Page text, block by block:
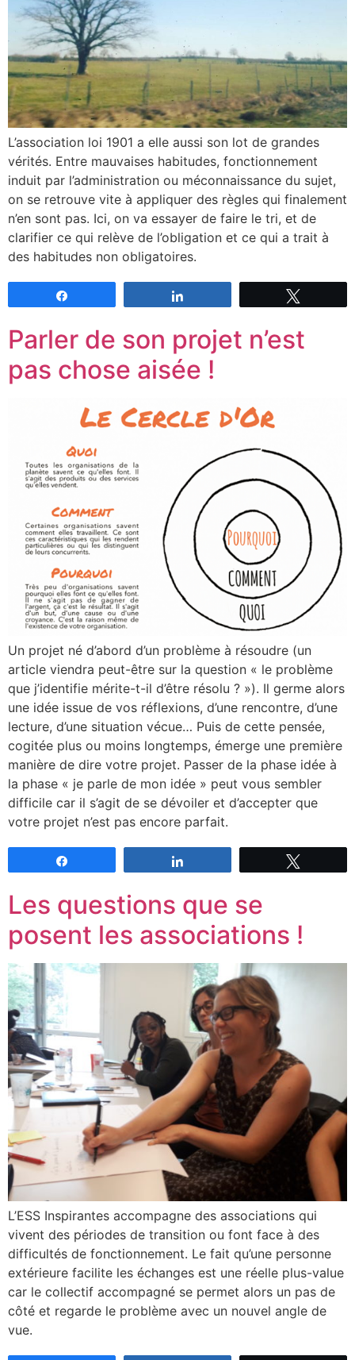
L’association loi 1901 a elle aussi son lot de grandes
vérités. Entre mauvaises habitudes, fonctionnement
induit par l’administration ou méconnaissance du sujet,
on se retrouve vite à appliquer des règles qui finalement
n’en sont pas. Ici, on va essayer de faire le tri, et de
clarifier ce qui relève de l’obligation et ce qui a trait à
des habitudes non obligatoires.
Parler de son projet n’est
pas chose aisée !
Un projet né d’abord d’un problème à résoudre (un
article viendra peut-être sur la question « le problème
que j’identifie mérite-t-il d’être résolu ? »). Il germe alors
une idée issue de vos réflexions, d’une rencontre, d’une
lecture, d’une situation vécue… Puis de cette pensée,
cogitée plus ou moins longtemps, émerge une première
manière de dire votre projet. Passer de la phase idée à
la phase « je parle de mon idée » peut vous sembler
difficile car il s’agit de se dévoiler et d’accepter que
votre projet n’est pas encore parfait.
Les questions que se
posent les associations !
L’ESS Inspirantes accompagne des associations qui
vivent des périodes de transition ou font face à des
difficultés de fonctionnement. Le fait qu’une personne
extérieure facilite les échanges est une réelle plus-value
car le collectif accompagné se permet alors un pas de
côté et regarde le problème avec un nouvel angle de
vue.